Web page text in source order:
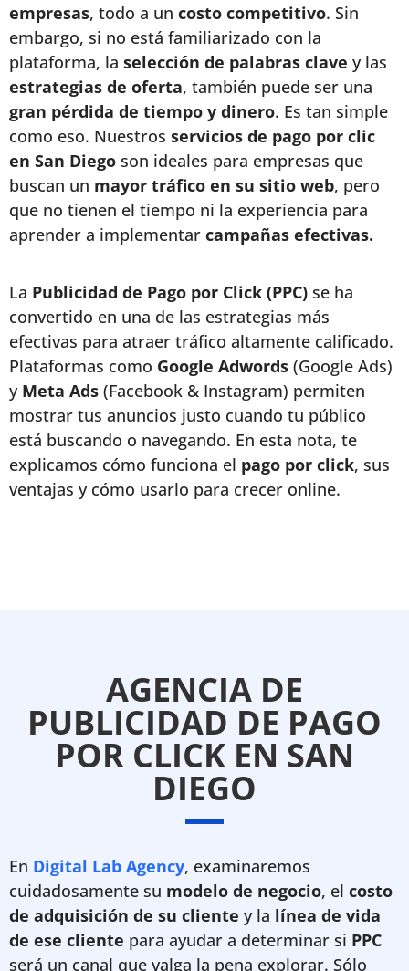
empresas, todo a un costo competitivo. Sin
embargo, si no está familiarizado con la
plataforma, la selección de palabras clave y las
estrategias de oferta, también puede ser una
gran pérdida de tiempo y dinero. Es tan simple
como eso. Nuestros servicios de pago por clic
en San Diego son ideales para empresas que
buscan un mayor tráfico en su sitio web, pero
que no tienen el tiempo ni la experiencia para
aprender a implementar campañas efectivas.
La Publicidad de Pago por Click (PPC) se ha
convertido en una de las estrategias más
efectivas para atraer tráfico altamente calificado.
Plataformas como Google Adwords (Google Ads)
y Meta Ads (Facebook & Instagram) permiten
mostrar tus anuncios justo cuando tu público
está buscando o navegando. En esta nota, te
explicamos cómo funciona el pago por click, sus
ventajas y cómo usarlo para crecer online.
AGENCIA DE
PUBLICIDAD DE PAGO
POR CLICK EN SAN
DIEGO
En Digital Lab Agency, examinaremos
cuidadosamente su modelo de negocio, el costo
de adquisición de su cliente y la línea de vida
de ese cliente para ayudar a determinar si PPC
será un canal que valga la pena explorar. Sólo